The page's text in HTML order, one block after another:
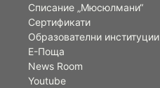
Списание „Мюсюлмани“
Сертификати
Образователни институции
Е-Поща
News Room
Youtube